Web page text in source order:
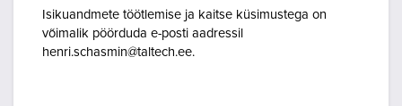
Isikuandmete töötlemise ja kaitse küsimustega on
võimalik pöörduda e-posti aadressil
henri.schasmin@taltech.ee.